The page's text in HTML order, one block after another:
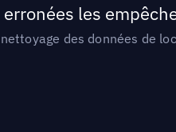
les
des données de